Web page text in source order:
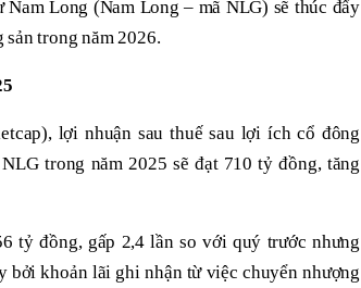
Long (Nam Long – mã NLG) sẽ thúc đẩy
sản trong năm 2026.
lợi nhuận sau thuế sau lợi ích cổ đông
trong năm 2025 sẽ đạt 710 tỷ đồng, tăng
tỷ đồng, gấp 2,4 lần so với quý trước nhưng
bởi khoản lãi ghi nhận từ việc chuyển nhượng